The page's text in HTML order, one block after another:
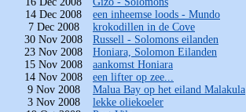
14 Dec 2008
een inheemse loods - Mundo
7 Dec 2008
krokodillen in de Cove
30 Nov 2008
Russell - Solomons eilanden
23 Nov 2008
Honiara, Solomon Eilanden
15 Nov 2008
aankomst Honiara
14 Nov 2008
een lifter op zee...
9 Nov 2008
Malua Bay op het eiland Malakula
3 Nov 2008
lekke oliekoeler